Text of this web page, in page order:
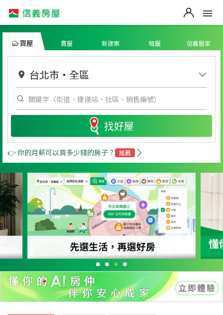
買屋 賣屋 新建案 租屋 信義居家
台北市 ・ 全區
找好屋
👉 你的月薪可以買多少錢的房子？ 推薦